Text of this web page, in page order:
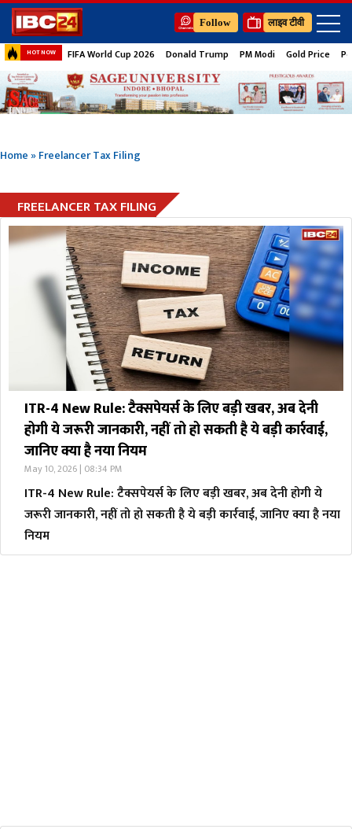
Follow लाइव टीवी
HOT NOW FIFA World Cup 2026 Donald Trump PM Modi Gold Price
Home»Freelancer Tax Filing
FREELANCER TAX FILING
ITR-4 New Rule: टैक्सपेयर्स के लिए बड़ी खबर, अब देनी
होगी ये जरूरी जानकारी, नहीं तो हो सकती है ये बड़ी कार्रवाई,
जानिए क्या है नया नियम
May 10, 2026 | 08:34 PM
ITR-4 New Rule: टैक्सपेयर्स के लिए बड़ी खबर, अब देनी होगी ये
जरूरी जानकारी, नहीं तो हो सकती है ये बड़ी कार्रवाई, जानिए क्या है नया
नियम